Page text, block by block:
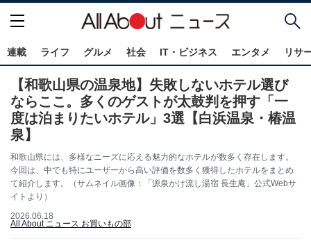
連載 ライフ グルメ 社会 IT・ビジネス エンタメ リサ
【和歌山県の温泉地】失敗しないホテル選び
ならここ。多くのゲストが太鼓判を押す「一
度は泊まりたいホテル」3選【白浜温泉・椿温
泉】
和歌山県には、多様なニーズに応える魅力的なホテルが数多く存在します。
今回は、中でも特にユーザーから高い評価を数多く獲得したホテルをまとめ
て紹介します。（サムネイル画像：「源泉かけ流し湯宿 長生庵」公式Webサ
イトより）
2026.06.18
All About ニュース お買いもの部